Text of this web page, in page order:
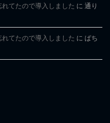
てたので導入しました に 通り
てたので導入しました に ぱち